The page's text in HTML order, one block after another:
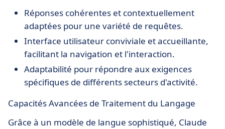
Réponses cohérentes et contextuellement
adaptées pour une variété de requêtes.
Interface utilisateur conviviale et accueillante,
facilitant la navigation et l'interaction.
Adaptabilité pour répondre aux exigences
spécifiques de différents secteurs d'activité.
Capacités Avancées de Traitement du Langage
Grâce à un modèle de langue sophistiqué, Claude